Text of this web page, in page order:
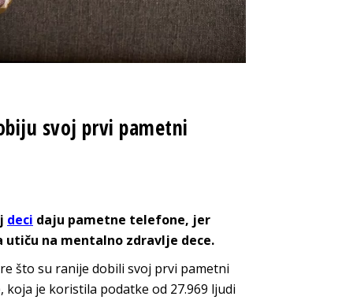
svoj prvi pametni
deci daju pametne telefone, jer
na mentalno zdravlje dece.
što su ranije dobili svoj prvi pametni
je koristila podatke od 27.969 ljudi